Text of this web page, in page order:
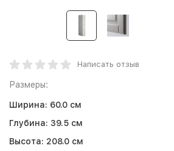
Написать отзыв
Размеры:
Ширина: 60.0 см
Глубина: 39.5 см
Высота: 208.0 см